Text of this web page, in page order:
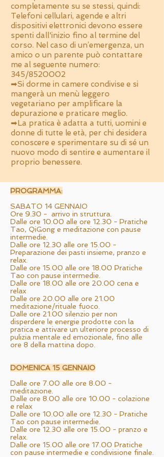
completamente su se stessi, quindi:
Telefoni cellulari, agende e altri
dispositivi elettronici devono essere
spenti dall'inizio fino al termine del
corso. Nel caso di un’emergenza, un
amico o un parente può contattare
me al seguente numero:
345/8520002
➡Si dorme in camere condivise e si
mangerà un menù leggero
vegetariano per amplificare la
depurazione e praticare meglio.
➡La pratica è adatta a tutti, uomini e
donne di tutte le età, per chi desidera
conoscere e sperimentare su di sé un
nuovo modo di sentire e aumentare il
proprio benessere.
PROGRAMMA:
SABATO 14 GENNAIO
Ore 9.30 - arrivo in struttura.
Dalle ore 10.00 alle ore 12.30 - Pratiche
Tao, QiGong e meditazione con pause
intermedie.
Dalle ore 12.30 alle ore 15.00 -
Preparazione dei pasti insieme, pranzo e
relax.
Dalle ore 15.00 alle ore 18.00 Pratiche
Tao con pause intermedie.
Dalle ore 18.00 alle ore 20.00 cena e
relax
Dalle ore 20.00 alle ore 21.00
meditazione/rituale fuoco.
Dalle ore 21.00 silenzio per non
disperdere le energie prodotte con la
pratica e attivare un ulteriore processo di
pulizia mentale ed emozionale, fino alle
ore 8 della mattina dopo.
DOMENICA 15 GENNAIO
Dalle ore 7.00 alle ore 8.00 -
meditazione.
Dalle ore 8.00 alle ore 10.00 - colazione
e relax
Dalle ore 10.00 alle ore 12.30 - Pratiche
Tao con pause intermedie.
Dalle ore 12.30 alle ore 15.00 - pranzo e
relax.
Dalle ore 15.00 alle ore 17.00 Pratiche
con pause intermedie e condivisione finale.